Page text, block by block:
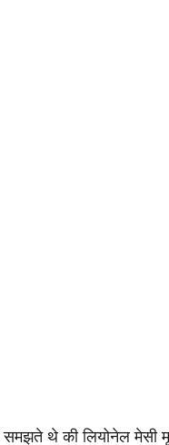
समझते थे की लियोनेल